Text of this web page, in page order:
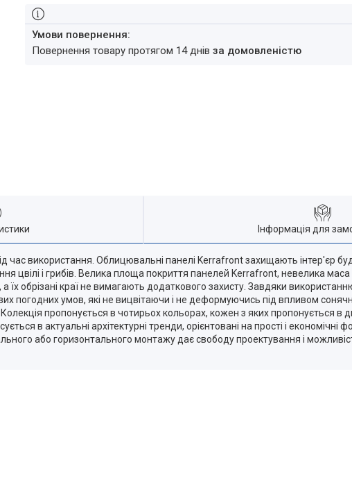
повернення товару протягом 14 днівза домовленістю
Інформація для
час використання. Облицювальні панелі Kerrafront захищають інтер'єр
цвілі і грибів. Велика площа покриття панелей Kerrafront, невелика маса
обрізані краї не вимагають додаткового захисту. Завдяки використанню
погодних умов, які не вицвітаючи і не деформуючись під впливом
пропонується в чотирьох кольорах, кожен з яких пропонується в
в актуальні архітектурні тренди, орієнтовані на прості і економічні
або горизонтального монтажу дає свободу проектування і